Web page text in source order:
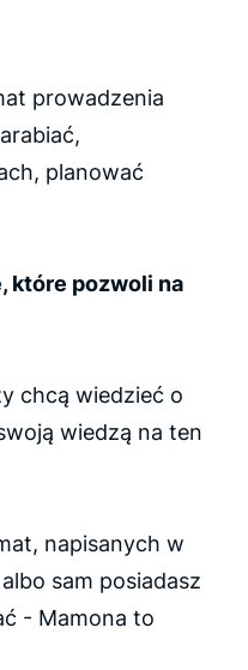
prowadzenia
planować
które pozwoli na
chcą wiedzieć o
wiedzą na ten
napisanych w
sam posiadasz
- Mamona to